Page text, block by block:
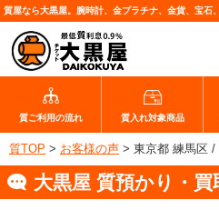
質ご利用の流れ 質入れ対象商品
質TOP > お客様の声 > 東京都 練馬区 /
大黒屋 質預かり・買